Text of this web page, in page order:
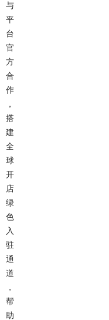
与
平
台
官
方
合
作
，
搭
建
全
球
开
店
绿
色
入
驻
通
道
，
帮
助